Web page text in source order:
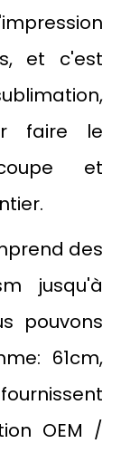
et c'est
faire le
et
des
jusqu'à
pouvons
61cm,
OEM /